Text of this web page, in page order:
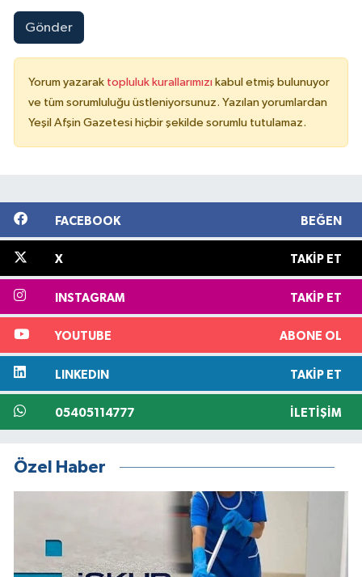
Gönder
Yorum yazarak topluluk kurallarımızı kabul etmiş bulunuyor
ve tüm sorumluluğu üstleniyorsunuz. Yazılan yorumlardan
Yeşil Afşin Gazetesi hiçbir şekilde sorumlu tutulamaz.
FACEBOOK BEĞEN
X TAKIP ET
INSTAGRAM TAKIP ET
YOUTUBE ABONE OL
LINKEDIN TAKIP ET
05405114777 İLETIŞIM
Özel Haber